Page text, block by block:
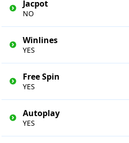
Jacpot
NO
Winlines
YES
Free Spin
YES
Autoplay
YES